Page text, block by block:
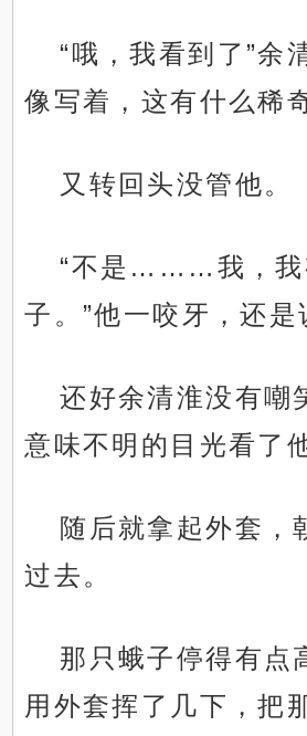
“哦，我看到了”余
像写着，这有什么稀
又转回头没管他。
“不是………我，我
子。”他一咬牙，还是
还好余清淮没有嘲
意味不明的目光看了
随后就拿起外套，
过去。
那只蛾子停得有点
用外套挥了几下，把